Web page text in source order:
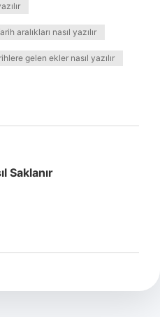
aralıkları nasıl yazılır
gelen ekler nasıl yazılır
Saklanır